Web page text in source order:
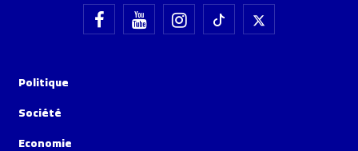
Politique
Société
Economie